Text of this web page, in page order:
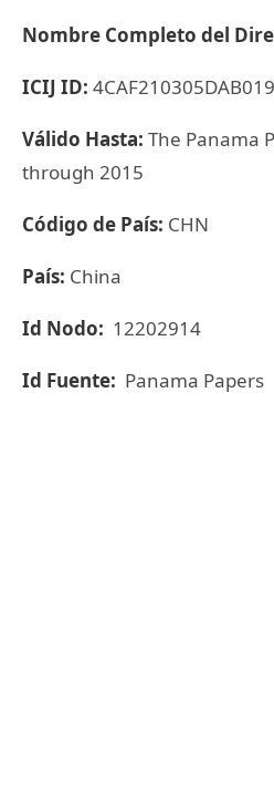
Nombre Completo del
ICIJ ID:
Válido Hasta: The Panama
through 2015
Código de País: CHN
País: China
Id Nodo: 12202914
Id Fuente: Panama Papers